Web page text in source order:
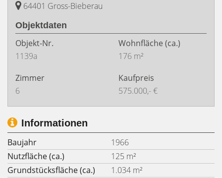
64401 Gross-Bieberau
Objektdaten
Objekt-Nr.
1139a
Wohnfläche (ca.)
176 m²
Zimmer
6
Kaufpreis
575.000,- €
Informationen
Baujahr
1966
Nutzfläche (ca.)
125 m²
Grundstücksfläche (ca.)
1.034 m²